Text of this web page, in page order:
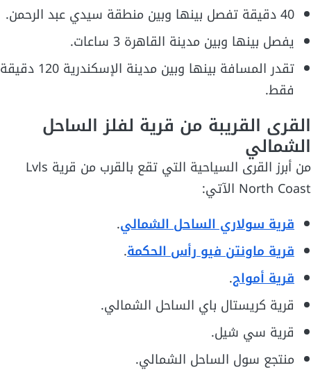
40 دقيقة تفصل بينها وبين منطقة سيدي عبد الرحمن.
يفصل بينها وبين مدينة القاهرة 3 ساعات.
تقدر المسافة بينها وبين مدينة الإسكندرية 120 دقيقة
فقط.
القرى القريبة من قرية لفلز الساحل
الشمالي
من أبرز القرى السياحية التي تقع بالقرب من قرية Lvls
North Coast الآتي:
قرية سولاري الساحل الشمالي.
قرية ماونتن فيو رأس الحكمة.
قرية أمواج.
قرية كريستال باي الساحل الشمالي.
قرية سي شيل.
منتجع سول الساحل الشمالي.